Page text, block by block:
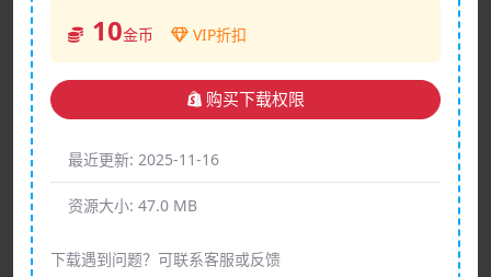
10金币 VIP折扣
购买下载权限
最近更新: 2025-11-16
资源大小: 47.0 MB
下载遇到问题？可联系客服或反馈